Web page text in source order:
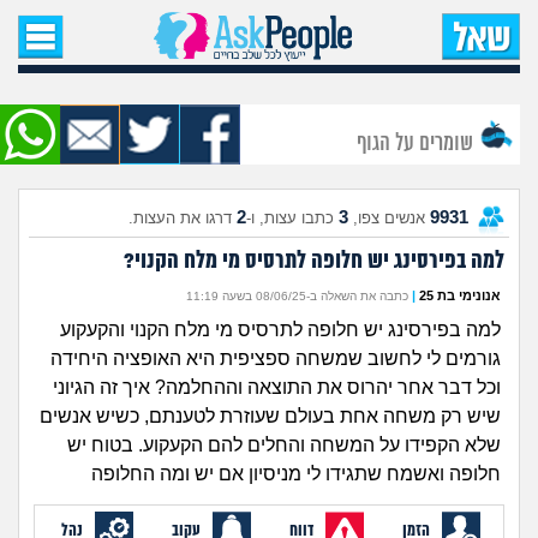
עמוד הבית
שאל שאלה
שאלות חדשות
שאלות שעוררו עניין
עצות חדשות
מה קורה כאן?
מתחם הטיפים
מדורים
שומרים על הגוף
9931 אנשים צפו, 3 כתבו עצות, ו-2 דרגו את העצות.
למה בפירסינג יש חלופה לתרסיס מי מלח הקנוי?
אנונימי בת 25 | כתבה את השאלה ב-08/06/25 בשעה 11:19
למה בפירסינג יש חלופה לתרסיס מי מלח הקנוי והקעקוע
גורמים לי לחשוב שמשחה ספציפית היא האופציה היחידה
וכל דבר אחר יהרוס את התוצאה וההחלמה? איך זה הגיוני
שיש רק משחה אחת בעולם שעוזרת לטענתם, כשיש אנשים
שלא הקפידו על המשחה והחלים להם הקעקוע. בטוח יש
חלופה ואשמח שתגידו לי מניסיון אם יש ומה החלופה
הזמן דווח עקוב נהל